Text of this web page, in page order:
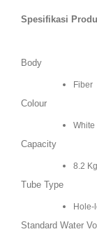
Spesifikasi
Body
Fiber
Colour
White
Capacity
8.2 Kg
Tube Type
Hole-
Standard Water